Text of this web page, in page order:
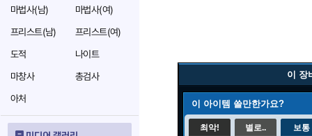
마법사(남)
마법사(여)
프리스트(남)
프리스트(여)
도적
나이트
마창사
총검사
아처
이 장
이 아이템 쓸만한가요?
최악! 별로.. 보통